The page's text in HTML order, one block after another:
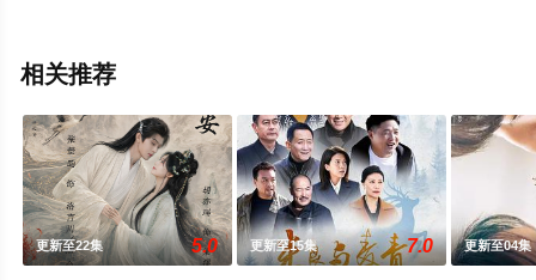
相关推荐
更新至22集 5.0 更新至15集 7.0 更新至04集